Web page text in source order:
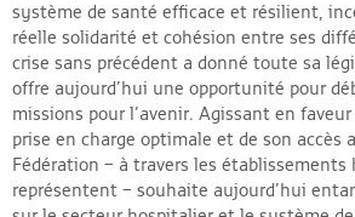
système de santé efficace et résilient,
réelle solidarité et cohésion entre ses
crise sans précédent a donné toute sa
offre aujourd’hui une opportunité pour
missions pour l’avenir. Agissant en
prise en charge optimale et de son accès
Fédération – à travers les établissements
représentent – souhaite aujourd’hui